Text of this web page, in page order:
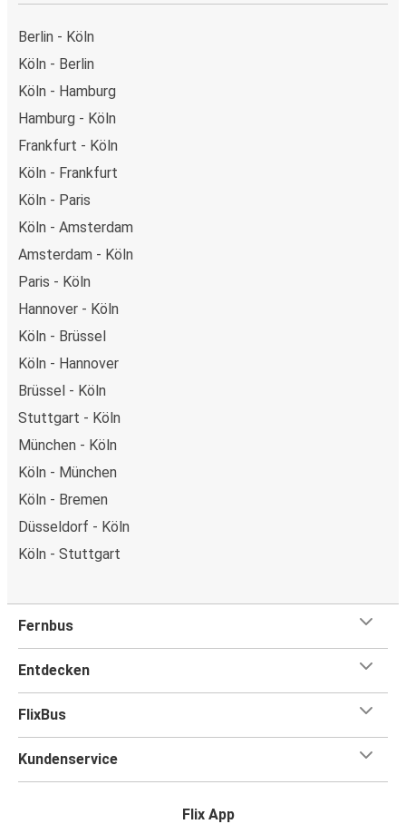
Berlin - Köln
Köln - Berlin
Köln - Hamburg
Hamburg - Köln
Frankfurt - Köln
Köln - Frankfurt
Köln - Paris
Köln - Amsterdam
Amsterdam - Köln
Paris - Köln
Hannover - Köln
Köln - Brüssel
Köln - Hannover
Brüssel - Köln
Stuttgart - Köln
München - Köln
Köln - München
Köln - Bremen
Düsseldorf - Köln
Köln - Stuttgart
Fernbus
Entdecken
FlixBus
Kundenservice
Flix App